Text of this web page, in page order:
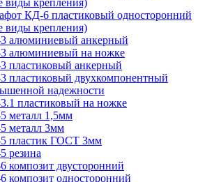
виды крепления)
КД-6 пластиковый односторонний
виды крепления)
алюминиевый анкерный
алюминиевый на ножке
пластиковый анкерный
пластиковый двухкомпонентный
надежности
пластиковый на ножке
металл 1,5мм
металл 3мм
пластик ГОСТ 3мм
резина
композит двусторонний
композит односторонний